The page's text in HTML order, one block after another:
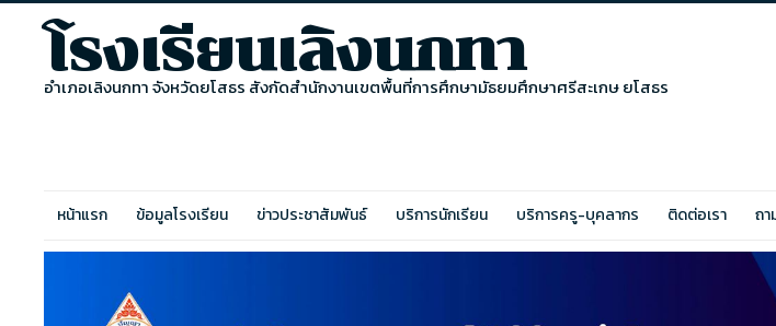
โรงเรียนเลิงนกทา
อำเภอเลิงนกทา จังหวัดยโสธร สังกัดสำนักงานเขตพื้นที่การศึกษามัธยมศึกษาศรีสะเกษ ยโสธร
หน้าแรก ข้อมูลโรงเรียน ข่าวประชาสัมพันธ์ บริการนักเรียน บริการครู-บุคลากร ติดต่อเรา ถ